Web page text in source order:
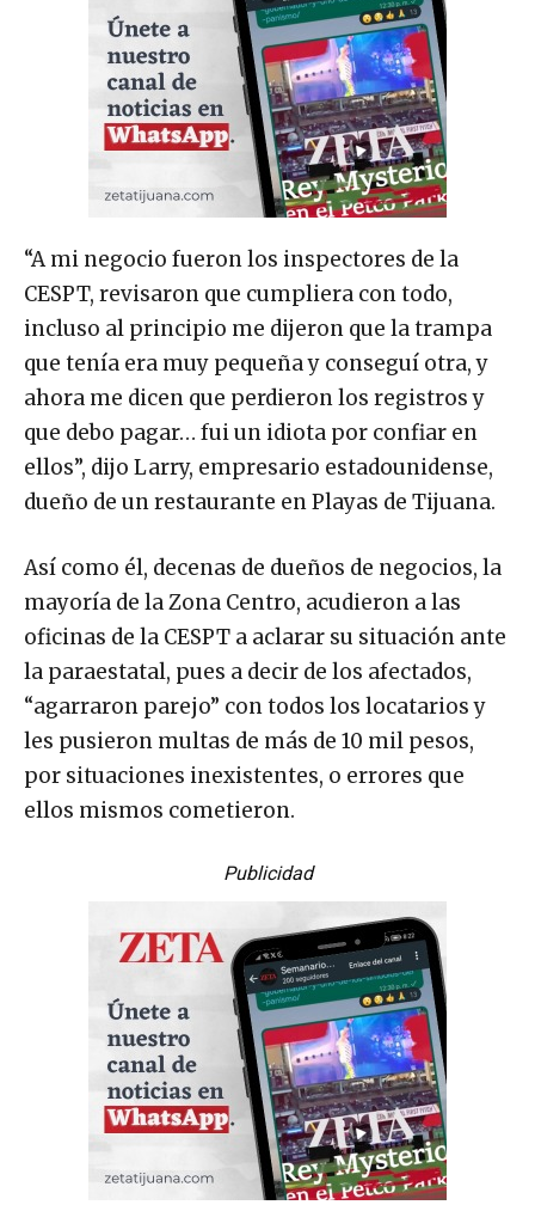
“A mi negocio fueron los inspectores de la
CESPT, revisaron que cumpliera con todo,
incluso al principio me dijeron que la trampa
que tenía era muy pequeña y conseguí otra, y
ahora me dicen que perdieron los registros y
que debo pagar… fui un idiota por confiar en
ellos”, dijo Larry, empresario estadounidense,
dueño de un restaurante en Playas de Tijuana.
Así como él, decenas de dueños de negocios, la
mayoría de la Zona Centro, acudieron a las
oficinas de la CESPT a aclarar su situación ante
la paraestatal, pues a decir de los afectados,
“agarraron parejo” con todos los locatarios y
les pusieron multas de más de 10 mil pesos,
por situaciones inexistentes, o errores que
ellos mismos cometieron.
Publicidad